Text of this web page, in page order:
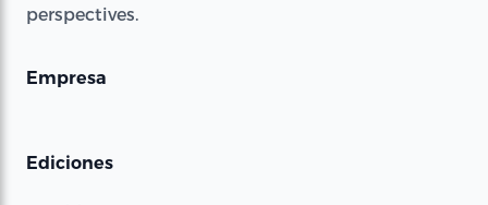
perspectives.
Empresa
Ediciones